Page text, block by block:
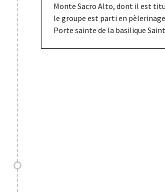
Monte Sacro Alto, dont il est
le groupe est parti en
Porte sainte de la basilique